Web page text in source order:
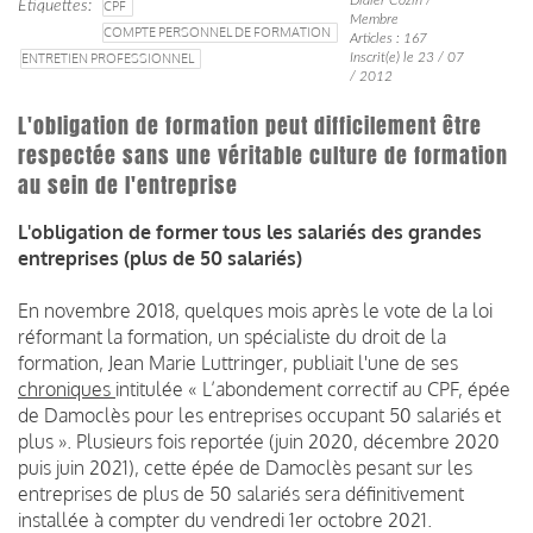
Étiquettes
CPF
COMPTE PERSONNEL DE FORMATION
ENTRETIEN PROFESSIONNEL
Membre
Articles : 167
Inscrit(e) le 23 / 07
/ 2012
L'obligation de formation peut difficilement être
respectée sans une véritable culture de formation
au sein de l'entreprise
L'obligation de former tous les salariés des grandes
entreprises (plus de 50 salariés)
En novembre 2018, quelques mois après le vote de la loi
réformant la formation, un spécialiste du droit de la
formation, Jean Marie Luttringer, publiait l'une de ses
chroniques intitulée « L’abondement correctif au CPF, épée
de Damoclès pour les entreprises occupant 50 salariés et
plus ». Plusieurs fois reportée (juin 2020, décembre 2020
puis juin 2021), cette épée de Damoclès pesant sur les
entreprises de plus de 50 salariés sera définitivement
installée à compter du vendredi 1er octobre 2021.